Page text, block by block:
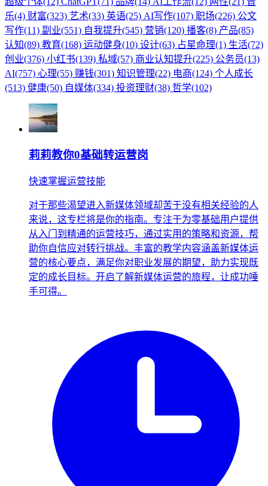
乐(4) 财富(323) 艺术(33) 英语(25) AI写作(107) 职场(226) 公文
写作(11) 副业(551) 自我提升(545) 营销(120) 播客(8) 产品(85)
认知(89) 教育(168) 运动健身(10) 设计(63) 占星命理(1) 生活(72)
创业(376) 小红书(139) 私域(57) 商业认知提升(225) 公务员(13)
AI(757) 心理(55) 赚钱(301) 知识管理(22) 电商(124) 个人成长
(513) 健康(50) 自媒体(334) 投资理财(38) 哲学(102)
莉莉教你0基础转运营岗
快速掌握运营技能
对于那些渴望进入新媒体领域却苦于没有相关经验的人
来说，这专栏将是你的指南。专注于为零基础用户提供
从入门到精通的运营技巧，通过实用的策略和资源，帮
助你自信应对转行挑战。丰富的教学内容涵盖新媒体运
营的核心要点，满足你对职业发展的期望，助力实现既
定的成长目标。开启了解新媒体运营的旅程，让成功唾
手可得。